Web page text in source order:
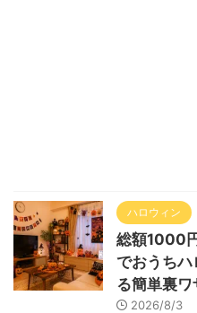
ハロウィン
総額1000
でおうち
る簡単裏ワ
2026/8/3